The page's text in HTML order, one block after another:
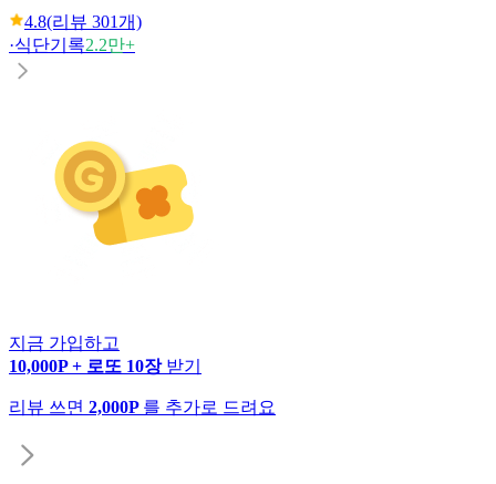
4.8(리뷰 301개)
·식단기록2.2만+
지금 가입하고
10,000P + 로또 10장 받기
리뷰 쓰면 2,000P 를 추가로 드려요